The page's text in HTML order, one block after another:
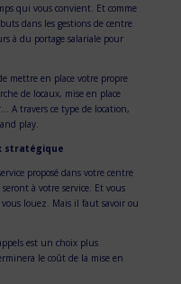
qui vous convient. Et comme
dans les gestions de centre
à du portage salariale pour
mettre en place votre propre
de locaux, mise en place
A travers ce type de location,
play.
stratégique
proposé dans votre centre
seront à votre service. Et vous
louez. Mais il faut savoir ou
est un choix plus
le coût de la mise en